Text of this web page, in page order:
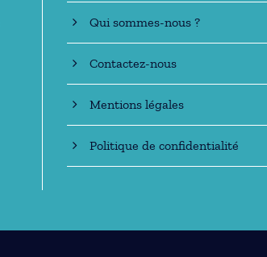
Qui sommes-nous ?
Contactez-nous
Mentions légales
Politique de confidentialité